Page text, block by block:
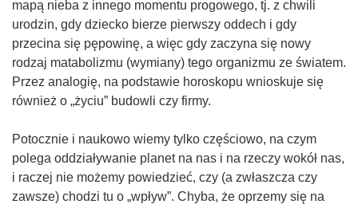
mapą nieba z innego momentu progowego, tj. z chwili
urodzin, gdy dziecko bierze pierwszy oddech i gdy
przecina się pępowinę, a więc gdy zaczyna się nowy
rodzaj matabolizmu (wymiany) tego organizmu ze światem.
Przez analogię, na podstawie horoskopu wnioskuje się
również o „życiu” budowli czy firmy.
Potocznie i naukowo wiemy tylko częściowo, na czym
polega oddziaływanie planet na nas i na rzeczy wokół nas,
i raczej nie możemy powiedzieć, czy (a zwłaszcza czy
zawsze) chodzi tu o „wpływ”. Chyba, że oprzemy się na